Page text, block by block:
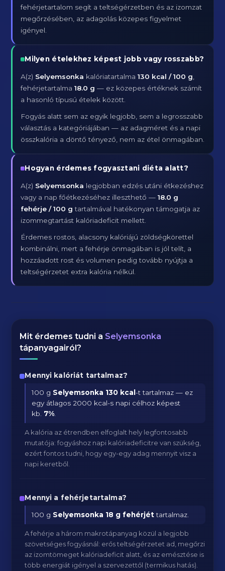
fehérjetartalom segít a teltségérzetben és az izomzat
megőrzésében, az adagolás közepes figyelmet
igényel.
Milyen ételekhez képest jobb vagy rosszabb?
A(z) Selyemsonka kalóriatartalma130 kcal / 100 g
fehérjetartalma18.0 g — ez közepes értéknek számít
a hasonló típusú ételek között.
Fogyás alatt sem az egyik legjobb, sem a legrosszabb
választás a kategóriájában — az adagméret és a napi
összkalória a döntő tényező, nem az étel önmagában.
Hogyan érdemes fogyasztani diéta alatt?
A(z) Selyemsonka legjobban edzés utáni étkezéshez
vagy a nap főétkezéséhez illeszthető —18.0 g
fehérje / 100 g tartalmával hatékonyan támogatja az
izommegtartást kalóriadeficit mellett.
Érdemes rostos, alacsony kalóriájú zöldségkörettel
kombinálni, mert a fehérje önmagában is jól telít, a
hozzáadott rost és volumen pedig tovább nyújtja a
teltségérzetet extra kalória nélkül.
Mit érdemes tudni a Selyemsonka
tápanyagairól?
Mennyi kalóriát tartalmaz?
100 g Selyemsonka 130 kcal-t tartalmaz — ez
egy átlagos 2000 kcal-s napi célhoz képest
kb. 7%
A kalória az étrendben elfoglalt hely legfontosabb
mutatója: fogyáshoz napi kalóriadeficitre van szükség,
ezért fontos tudni, hogy egy-egy adag mennyit visz a
napi keretből.
Mennyi a fehérjetartalma?
100 g Selyemsonka 18 g fehérjéttartalmaz.
A fehérje a három makrotápanyag közül a legjobb
szövetséges fogyásnál: erős teltségérzetet ad, megőrzi
az izomtömeget kalóriadeficit alatt, és az emésztése is
több energiát igényel a szervezettől (termikus hatás).